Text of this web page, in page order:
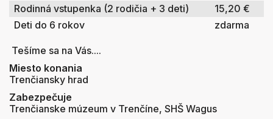
Rodinná vstupenka (2 rodičia + 3 deti)
15,20 €
Deti do 6 rokov
zdarma
Tešíme sa na Vás....
Miesto konania
Trenčiansky hrad
Zabezpečuje
Trenčianske múzeum v Trenčíne, SHŠ Wagus